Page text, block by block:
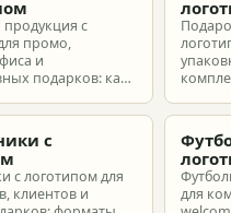
с
промо,
и
подарков: как
лишних
с
с логотипом для
клиентов и
для